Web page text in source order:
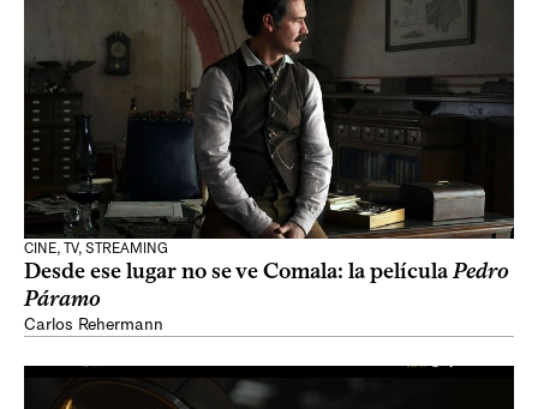
CINE, TV, STREAMING
Desde ese lugar no se ve Comala: la películaPedro
Páramo
Carlos Rehermann